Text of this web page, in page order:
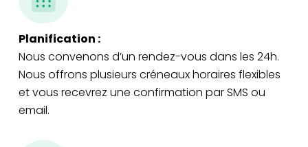
Planification :
Nous convenons d’un rendez-vous dans les 24h.
Nous offrons plusieurs créneaux horaires flexibles
et vous recevrez une confirmation par SMS ou
email.